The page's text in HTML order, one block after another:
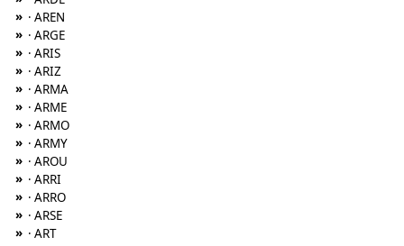
» · AREN
» · ARGE
» · ARIS
» · ARIZ
» · ARMA
» · ARME
» · ARMO
» · ARMY
» · AROU
» · ARRI
» · ARRO
» · ARSE
» · ART